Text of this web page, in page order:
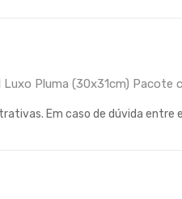
Luxo Pluma (30x31cm) Pacote
Em caso de dúvida entre